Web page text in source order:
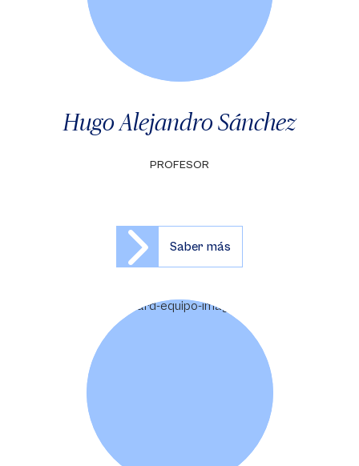
Hugo Alejandro Sánchez
PROFESOR
Saber más